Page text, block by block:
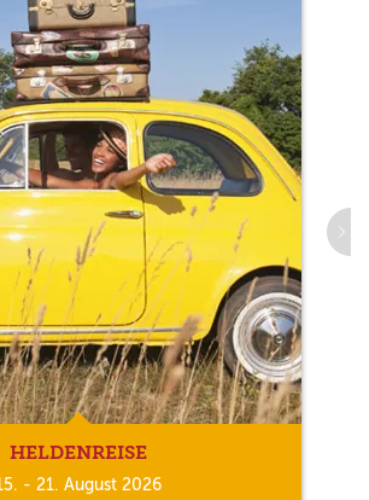
HELDENREISE
- 21. August 2026